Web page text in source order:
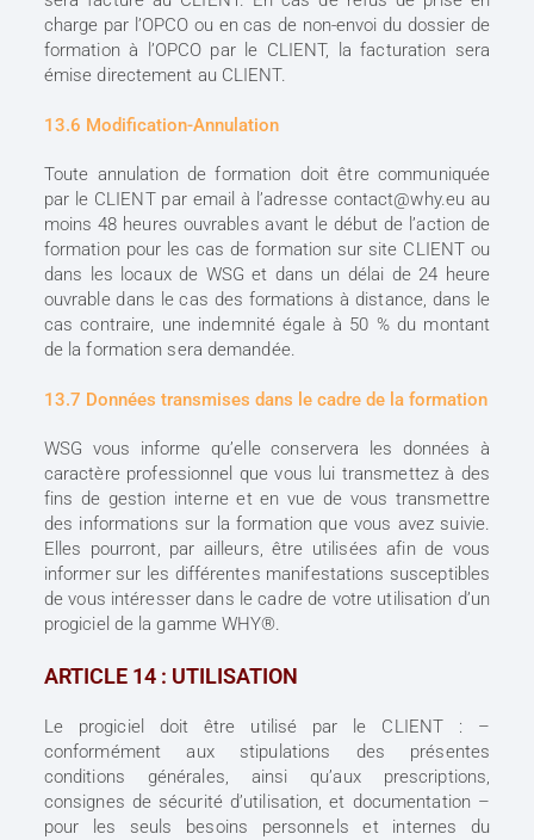
charge par l’OPCO ou en cas de non-envoi du dossier de
formation à l’OPCO par le CLIENT, la facturation sera
émise directement au CLIENT.
13.6 Modification-Annulation
Toute annulation de formation doit être communiquée
par le CLIENT par email à l’adresse contact@why.eu au
moins 48 heures ouvrables avant le début de l’action de
formation pour les cas de formation sur site CLIENT ou
dans les locaux de WSG et dans un délai de 24 heure
ouvrable dans le cas des formations à distance, dans le
cas contraire, une indemnité égale à 50 % du montant
de la formation sera demandée.
13.7 Données transmises dans le cadre de la formation
WSG vous informe qu’elle conservera les données à
caractère professionnel que vous lui transmettez à des
fins de gestion interne et en vue de vous transmettre
des informations sur la formation que vous avez suivie.
Elles pourront, par ailleurs, être utilisées afin de vous
informer sur les différentes manifestations susceptibles
de vous intéresser dans le cadre de votre utilisation d’un
progiciel de la gamme WHY®.
ARTICLE 14 : UTILISATION
Le progiciel doit être utilisé par le CLIENT : –
conformément aux stipulations des présentes
conditions générales, ainsi qu’aux prescriptions,
consignes de sécurité d’utilisation, et documentation –
pour les seuls besoins personnels et internes du